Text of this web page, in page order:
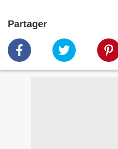
Partager